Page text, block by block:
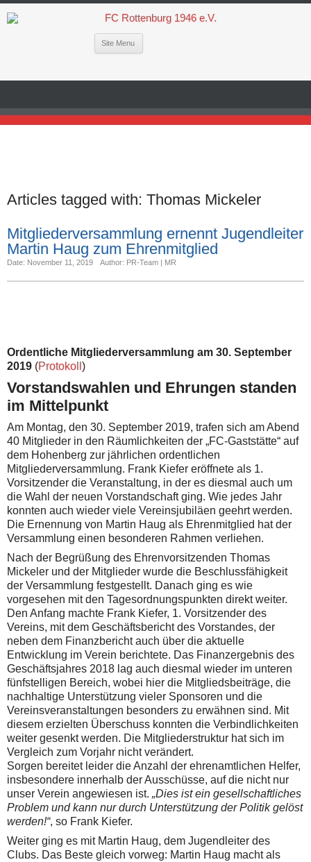
Site Menu
Articles tagged with: Thomas Mickeler
Mitgliederversammlung ernennt Jugendleiter
Martin Haug zum Ehrenmitglied
Date: November 11, 2019 Author: PR-Team | MR
Ordentliche Mitgliederversammlung am 30. September
2019 (Protokoll )
Vorstandswahlen und Ehrungen standen
im Mittelpunkt
Am Montag, den 30. September 2019, trafen sich am Abend
40 Mitglieder in den Räumlichkeiten der „FC-Gaststätte“ auf
dem Hohenberg zur jährlichen ordentlichen
Mitgliederversammlung. Frank Kiefer eröffnete als 1.
Vorsitzender die Veranstaltung, in der es diesmal auch um
die Wahl der neuen Vorstandschaft ging. Wie jedes Jahr
konnten auch wieder viele Vereinsjubiläen geehrt werden.
Die Ernennung von Martin Haug als Ehrenmitglied hat der
Versammlung einen besonderen Rahmen verliehen.
Nach der Begrüßung des Ehrenvorsitzenden Thomas
Mickeler und der Mitglieder wurde die Beschlussfähigkeit
der Versammlung festgestellt. Danach ging es wie
vorgesehen mit den Tagesordnungspunkten direkt weiter.
Den Anfang machte Frank Kiefer, 1. Vorsitzender des
Vereins, mit dem Geschäftsbericht des Vorstandes, der
neben dem Finanzbericht auch über die aktuelle
Entwicklung im Verein berichtete. Das Finanzergebnis des
Geschäftsjahres 2018 lag auch diesmal wieder im unteren
fünfstelligen Bereich, wobei hier die Mitgliedsbeiträge, die
nachhaltige Unterstützung vieler Sponsoren und die
Vereinsveranstaltungen besonders zu erwähnen sind. Mit
diesem erzielten Überschuss konnten die Verbindlichkeiten
weiter gesenkt werden. Die Mitgliederstruktur hat sich im
Vergleich zum Vorjahr nicht verändert.
Sorgen bereitet leider die Anzahl der ehrenamtlichen Helfer,
insbesondere innerhalb der Ausschüsse, auf die nicht nur
unser Verein angewiesen ist. „Dies ist ein gesellschaftliches
Problem und kann nur durch Unterstützung der Politik gelöst
werden!“, so Frank Kiefer.
Weiter ging es mit Martin Haug, dem Jugendleiter des
Clubs. Das Beste gleich vorweg: Martin Haug macht als